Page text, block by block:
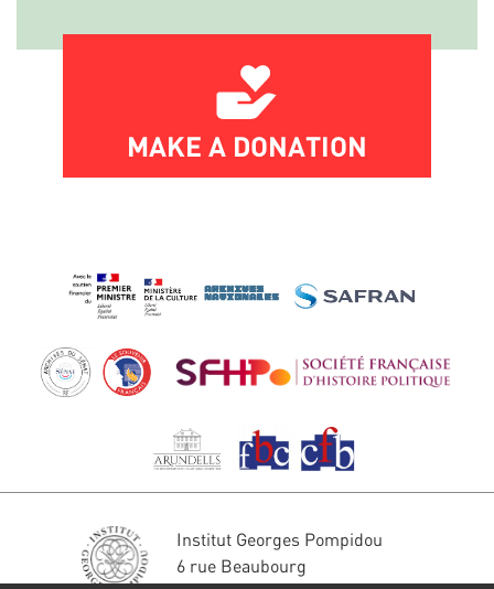
MAKE A DONATION
Institut Georges Pompidou
6 rue Beaubourg